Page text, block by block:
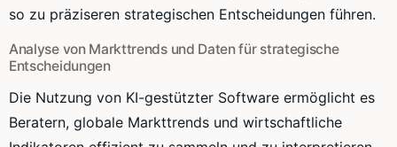
so zu präziseren strategischen Entscheidungen führen.
Analyse von Markttrends und Daten für strategische
Entscheidungen
Die Nutzung von KI-gestützter Software ermöglicht es
Beratern, globale Markttrends und wirtschaftliche